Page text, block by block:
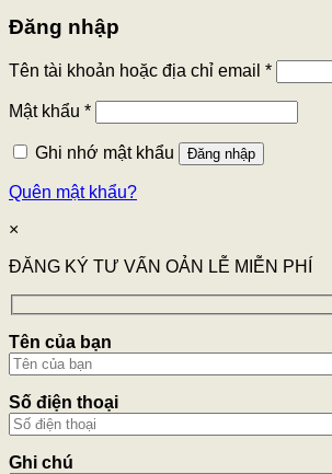
Đăng nhập
Tên tài khoản hoặc địa chỉ email *
Mật khẩu *
Ghi nhớ mật khẩu Đăng nhập
Quên mật khẩu?
×
ĐĂNG KÝ TƯ VẤN OẢN LỄ MIỄN PHÍ
Tên của bạn
Số điện thoại
Ghi chú